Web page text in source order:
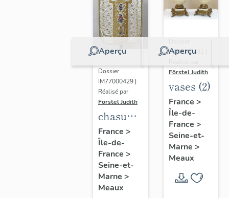
Aperçu
Dossier
IM77000429 |
Réalisé par
Förstel Judith
chasuble
blanche
France >
Île-de-
France >
Seine-et-
Marne >
Meaux
Aperçu
IM77000431 |
Förstel Judith
vases (2)
France >
Île-de-
France >
Seine-et-
Marne >
Meaux